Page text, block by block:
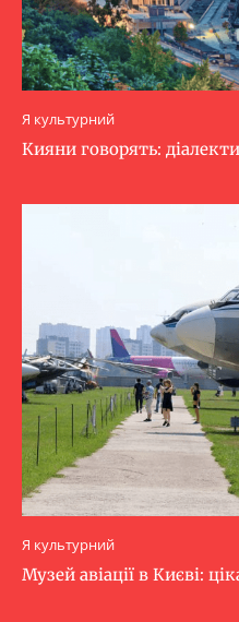
Я культурний
Кияни говорять:
Я культурний
Музей авіації в Києві: